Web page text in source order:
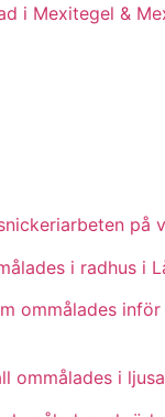
i Mexitegel &
på
i radhus i
ommålades
ommålades i